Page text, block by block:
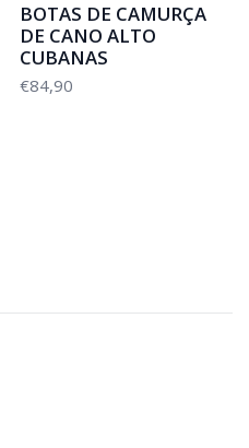
BOTAS DE CAMURÇA
DE CANO ALTO
CUBANAS
€84,90